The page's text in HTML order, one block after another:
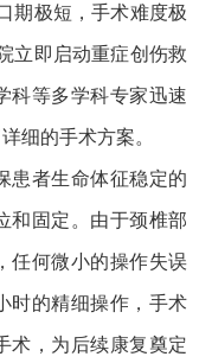
期极短，手术难度极
立即启动重症创伤救
科等多学科专家迅速
细的手术方案。
者生命体征稳定的
和固定。由于颈椎部
任何微小的操作失误
时的精细操作，手术
术，为后续康复奠定